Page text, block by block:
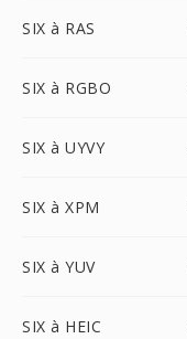
SIX à RAS
SIX à RGBO
SIX à UYVY
SIX à XPM
SIX à YUV
SIX à HEIC